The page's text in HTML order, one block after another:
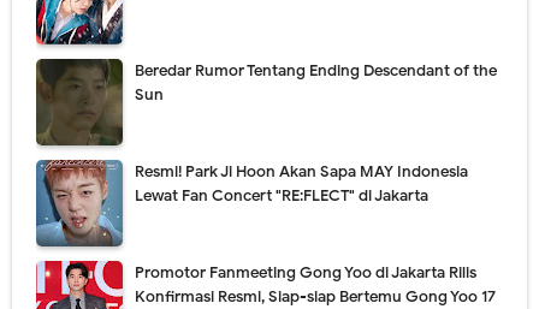
Beredar Rumor Tentang Ending Descendant of the
Sun
Resmi! Park Ji Hoon Akan Sapa MAY Indonesia
Lewat Fan Concert "RE:FLECT" di Jakarta
Promotor Fanmeeting Gong Yoo di Jakarta Rilis
Konfirmasi Resmi, Siap-siap Bertemu Gong Yoo 17